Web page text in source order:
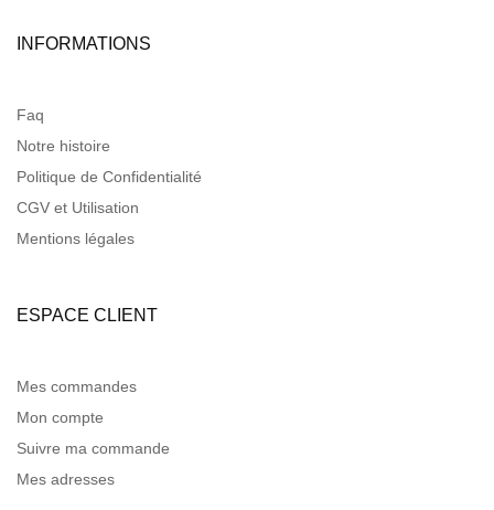
INFORMATIONS
Faq
Notre histoire
Politique de Confidentialité
CGV et Utilisation
Mentions légales
ESPACE CLIENT
Mes commandes
Mon compte
Suivre ma commande
Mes adresses